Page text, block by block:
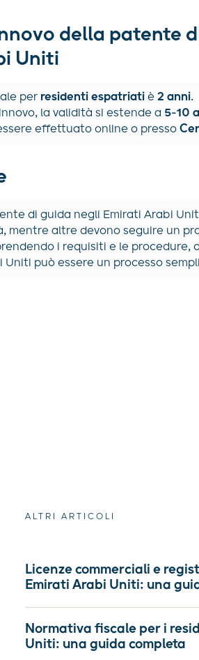
della patente
Uniti
per residenti espatriati è2 anni.
la validità si estende a 5-10
effettuato online o presso
di guida negli Emirati Arabi
mentre altre devono seguire un
i requisiti e le procedure,
Uniti può essere un processo
ALTRI ARTICOLI
Licenze commerciali e
Emirati Arabi Uniti: una
Normativa fiscale per i
Uniti: una guida completa